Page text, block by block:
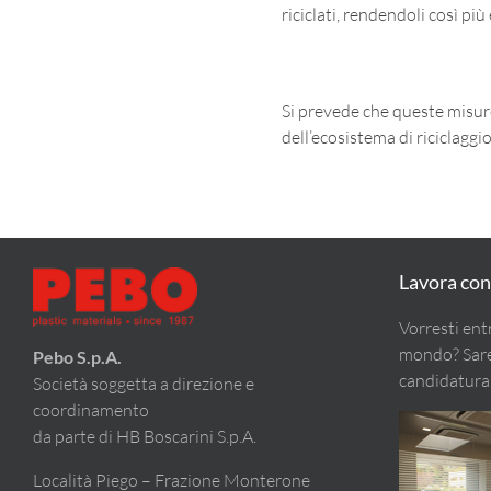
riciclati, rendendoli così
Si prevede che queste
dell’ecosistema di
Pebo S.p.A.
Società soggetta a direzione e
coordinamento
da parte di HB Boscarini S.p.A.
Località Piego – Frazione Monterone
Lavora
Vorresti
mondo?